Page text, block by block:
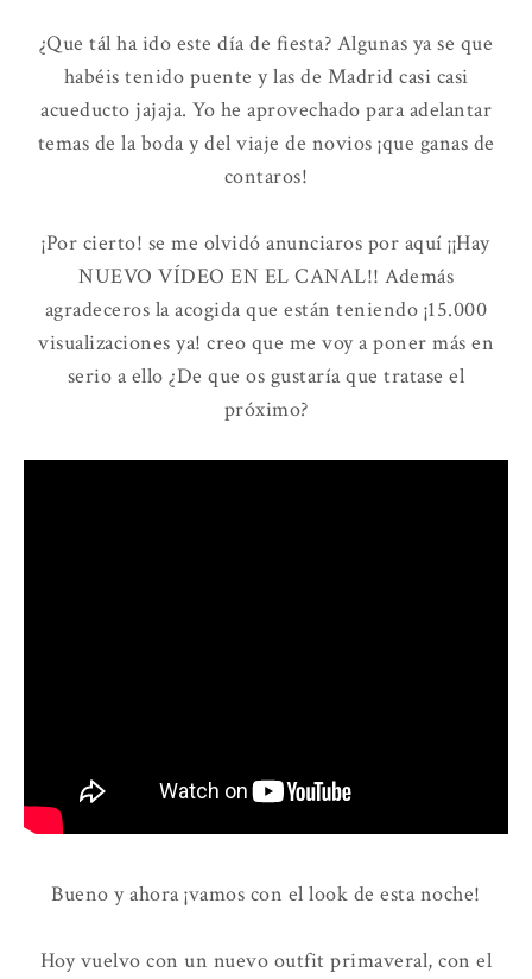
¿Que tál ha ido este día de fiesta? Algunas ya se que
habéis tenido puente y las de Madrid casi casi
acueducto jajaja. Yo he aprovechado para adelantar
temas de la boda y del viaje de novios ¡que ganas de
contaros!
¡Por cierto! se me olvidó anunciaros por aquí ¡¡Hay
NUEVO VÍDEO EN EL CANAL!! Además
agradeceros la acogida que están teniendo ¡15.000
visualizaciones ya! creo que me voy a poner más en
serio a ello ¿De que os gustaría que tratase el
próximo?
Bueno y ahora ¡vamos con el look de esta noche!
Hoy vuelvo con un nuevo outfit primaveral, con el